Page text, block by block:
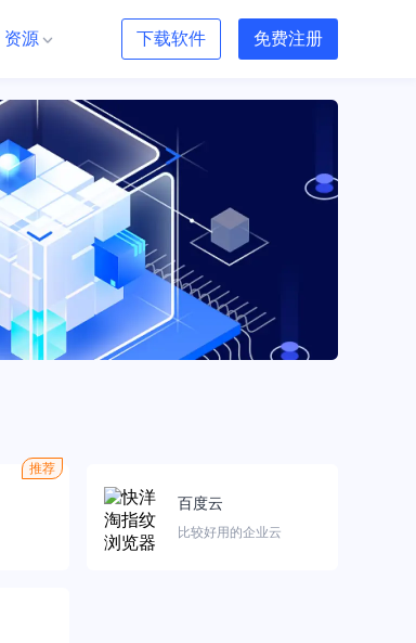
资源 下载软件 免费注册
推荐
百度云
比较好用的企业云